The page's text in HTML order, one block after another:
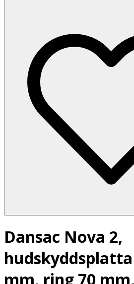
Dansac Nova 2,
hudskyddsplatta
mm, ring 70